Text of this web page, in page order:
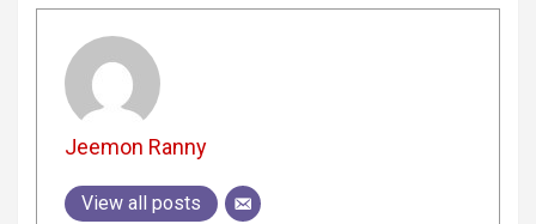
Jeemon Ranny
View all posts